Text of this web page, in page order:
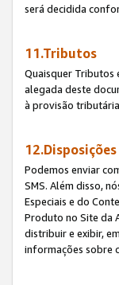
será decidida
11.Tributos
Quaisquer Tributos
alegada deste
à provisão
Podemos enviar
SMS. Além disso,
Especiais e do
Produto no Site da
distribuir e exibir,
informações sobre